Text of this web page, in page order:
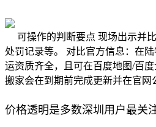
可操作的判断要点 现场出示并
处罚记录等。 对比官方信息：在
运资质齐全，且可在百度地图/百
搬家会在到期前完成更新并在官
价格透明是多数深圳用户最关